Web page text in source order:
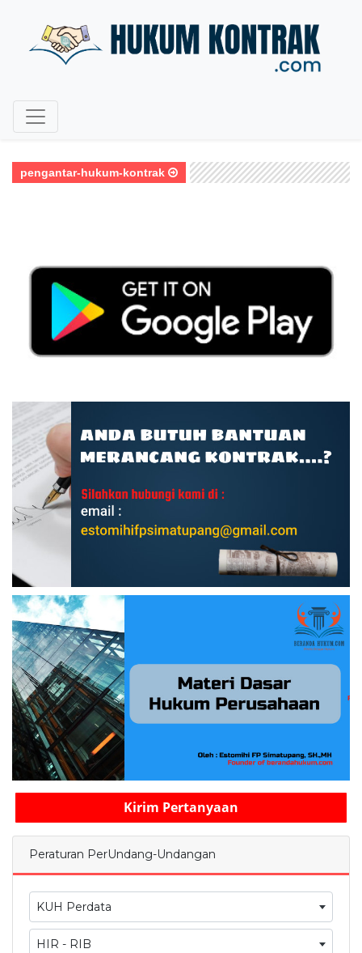
pengantar-hukum-kontrak
Kirim Pertanyaan
Peraturan PerUndang-Undangan
KUH Perdata
HIR - RIB